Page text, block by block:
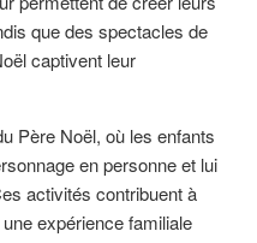
que des spectacles de
captivent leur
Père Noël, où les enfants
en personne et lui
activités contribuent à
expérience familiale